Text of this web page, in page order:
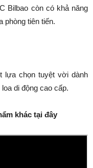
Bilbao còn có khả năng
phòng tiên tiến.
lựa chọn tuyệt vời dành
di động cao cấp.
khác tại đây